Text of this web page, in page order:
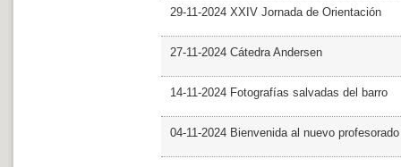
29-11-2024 XXIV Jornada de Orientación
27-11-2024 Cátedra Andersen
14-11-2024 Fotografías salvadas del barro
04-11-2024 Bienvenida al nuevo profesorado